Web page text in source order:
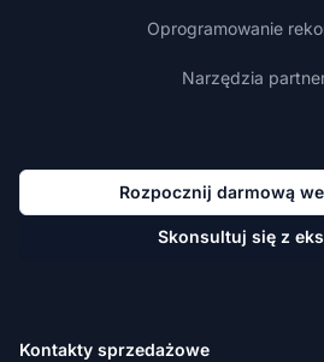
Oprogramowanie
Narzędzia
Rozpocznij darmową
Skonsultuj się z
Kontakty sprzedażowe